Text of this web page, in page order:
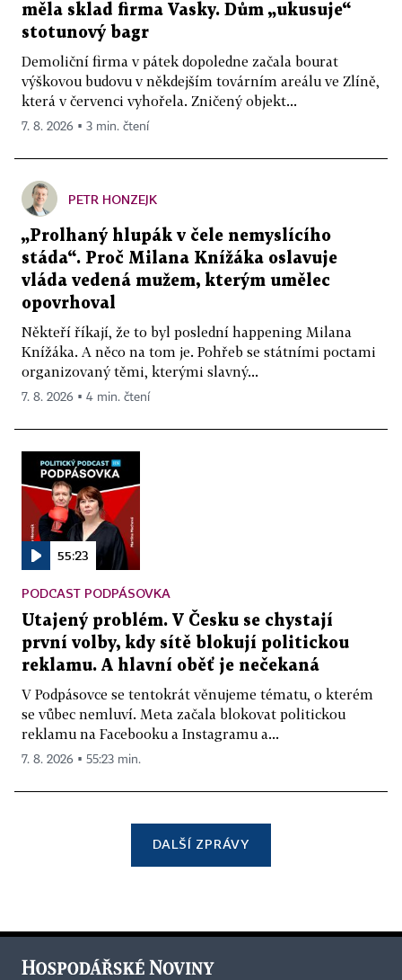
měla sklad firma Vasky. Dům „ukusuje“
stotunový bagr
Demoliční firma v pátek dopoledne začala bourat
výškovou budovu v někdejším továrním areálu ve Zlíně,
která v červenci vyhořela. Zničený objekt...
7. 8. 2026 ▪ 3 min. čtení
PETR HONZEJK
„Prolhaný hlupák v čele nemyslícího
stáda“. Proč Milana Knížáka oslavuje
vláda vedená mužem, kterým umělec
opovrhoval
Někteří říkají, že to byl poslední happening Milana
Knížáka. A něco na tom je. Pohřeb se státními poctami
organizovaný těmi, kterými slavný...
7. 8. 2026 ▪ 4 min. čtení
55:23
PODCAST PODPÁSOVKA
Utajený problém. V Česku se chystají
první volby, kdy sítě blokují politickou
reklamu. A hlavní oběť je nečekaná
V Podpásovce se tentokrát věnujeme tématu, o kterém
se vůbec nemluví. Meta začala blokovat politickou
reklamu na Facebooku a Instagramu a...
7. 8. 2026 ▪ 55:23 min.
DALŠÍ ZPRÁVY